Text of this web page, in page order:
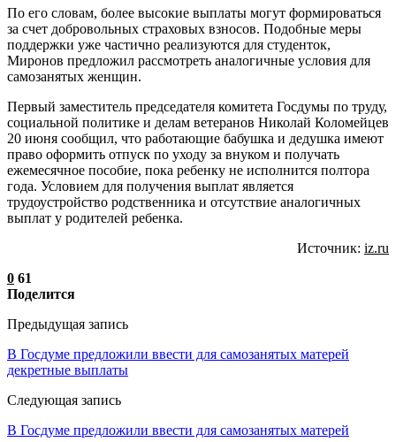
По его словам, более высокие выплаты могут формироваться
за счет добровольных страховых взносов. Подобные меры
поддержки уже частично реализуются для студенток,
Миронов предложил рассмотреть аналогичные условия для
самозанятых женщин.
Первый заместитель председателя комитета Госдумы по труду,
социальной политике и делам ветеранов Николай Коломейцев
20 июня сообщил, что работающие бабушка и дедушка имеют
право оформить отпуск по уходу за внуком и получать
ежемесячное пособие, пока ребенку не исполнится полтора
года. Условием для получения выплат является
трудоустройство родственника и отсутствие аналогичных
выплат у родителей ребенка.
Источник: iz.ru
0 61
Поделится
Предыдущая запись
В Госдуме предложили ввести для самозанятых матерей
декретные выплаты
Следующая запись
В Госдуме предложили ввести для самозанятых матерей